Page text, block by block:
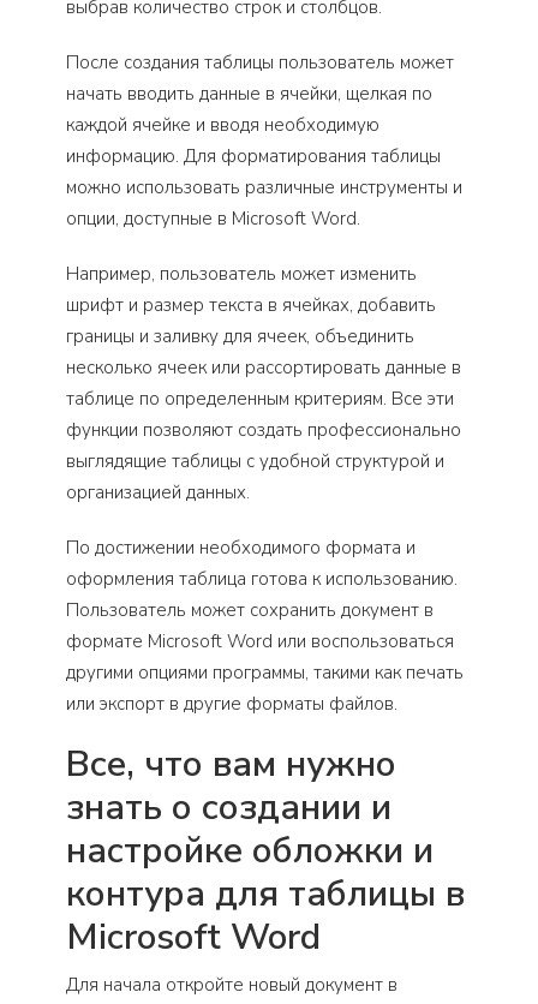
выбрав количество строк и столбцов.
После создания таблицы пользователь может
начать вводить данные в ячейки, щелкая по
каждой ячейке и вводя необходимую
информацию. Для форматирования таблицы
можно использовать различные инструменты и
опции, доступные в Microsoft Word.
Например, пользователь может изменить
шрифт и размер текста в ячейках, добавить
границы и заливку для ячеек, объединить
несколько ячеек или рассортировать данные в
таблице по определенным критериям. Все эти
функции позволяют создать профессионально
выглядящие таблицы с удобной структурой и
организацией данных.
По достижении необходимого формата и
оформления таблица готова к использованию.
Пользователь может сохранить документ в
формате Microsoft Word или воспользоваться
другими опциями программы, такими как печать
или экспорт в другие форматы файлов.
Все, что вам нужно
знать о создании и
настройке обложки и
контура для таблицы в
Microsoft Word
Для начала откройте новый документ в